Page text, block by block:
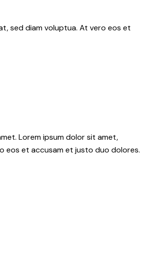
sed diam voluptua. At vero eos et
Lorem ipsum dolor sit amet,
eos et accusam et justo duo dolores.